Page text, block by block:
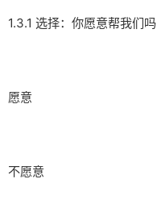
1.3.1 选择：你愿意帮我们吗
愿意
不愿意